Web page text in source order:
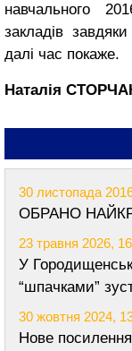
навчального
закладів
далі час покаже.
Наталія
30 листопада
ОБРАНО
23 травня 2026,
У
“шпачками”
30 жовтня 2024,
Нове